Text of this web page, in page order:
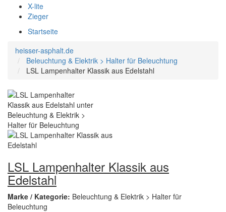
X-lite
Zieger
Startseite
heisser-asphalt.de
Beleuchtung & Elektrik > Halter für Beleuchtung
LSL Lampenhalter Klassik aus Edelstahl
LSL Lampenhalter Klassik aus
Edelstahl
Marke / Kategorie: Beleuchtung & Elektrik > Halter für
Beleuchtung